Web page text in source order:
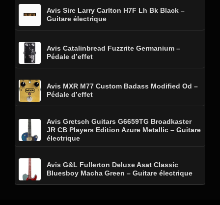
Avis Sire Larry Carlton H7F Lh Bk Black –
Guitare électrique
Avis Catalinbread Fuzzrite Germanium –
Pédale d’effet
Avis MXR M77 Custom Badass Modified Od –
Pédale d’effet
Avis Gretsch Guitars G6659TG Broadkaster
JR CB Players Edition Azure Metallic – Guitare
électrique
Avis G&L Fullerton Deluxe Asat Classic
Bluesboy Macha Green – Guitare électrique